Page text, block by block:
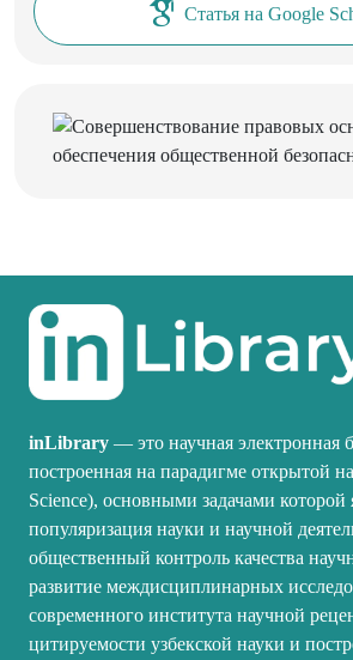
Статья на Google
inLibrary — это научная электронная
построенная на парадигме открытой
Science), основными задачами которой
популяризация науки и научной
общественный контроль качества
развитие междисциплинарных
современного института научной
цитируемости узбекской науки и